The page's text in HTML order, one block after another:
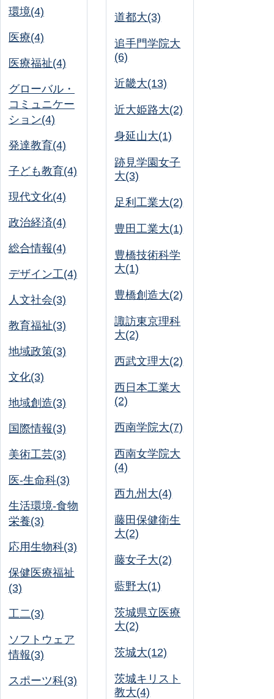
環境(4)
医療(4)
医療福祉(4)
グローバル・
コミュニケー
ション(4)
発達教育(4)
子ども教育(4)
現代文化(4)
政治経済(4)
総合情報(4)
デザイン工(4)
人文社会(3)
教育福祉(3)
地域政策(3)
文化(3)
地域創造(3)
国際情報(3)
美術工芸(3)
医-生命科(3)
生活環境-食物
栄養(3)
応用生物科(3)
保健医療福祉
(3)
工二(3)
ソフトウェア
情報(3)
スポーツ科(3)
道都大(3)
追手門学院大
(6)
近畿大(13)
近大姫路大(2)
身延山大(1)
跡見学園女子
大(3)
足利工業大(2)
豊田工業大(1)
豊橋技術科学
大(1)
豊橋創造大(2)
諏訪東京理科
大(2)
西武文理大(2)
西日本工業大
(2)
西南学院大(7)
西南女学院大
(4)
西九州大(4)
藤田保健衛生
大(2)
藤女子大(2)
藍野大(1)
茨城県立医療
大(2)
茨城大(12)
茨城キリスト
教大(4)